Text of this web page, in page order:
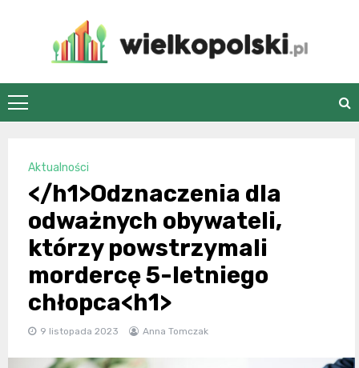
wielkopolski.pl
Aktualności
</h1>Odznaczenia dla
odważnych obywateli,
którzy powstrzymali
mordercę 5-letniego
chłopca<h1>
9 listopada 2023 Anna Tomczak